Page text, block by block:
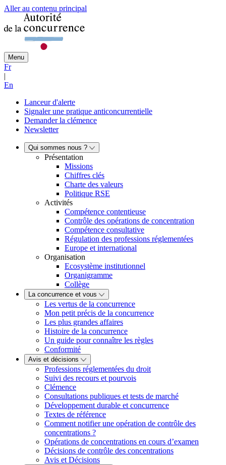
Aller au contenu principal
Menu
Fr
|
En
Lanceur d'alerte
Signaler une pratique anticoncurrentielle
Demander la clémence
Newsletter
Qui sommes nous ?
Présentation
Missions
Chiffres clés
Charte des valeurs
Politique RSE
Activités
Compétence contentieuse
Contrôle des opérations de concentration
Compétence consultative
Régulation des professions réglementées
Europe et international
Organisation
Ecosystème institutionnel
Organigramme
Collège
La concurrence et vous
Les vertus de la concurrence
Mon petit précis de la concurrence
Les plus grandes affaires
Histoire de la concurrence
Un guide pour connaître les règles
Conformité
Avis et décisions
Professions réglementées du droit
Suivi des recours et pourvois
Clémence
Consultations publiques et tests de marché
Développement durable et concurrence
Textes de référence
Comment notifier une opération de contrôle des
concentrations ?
Opérations de concentrations en cours d’examen
Décisions de contrôle des concentrations
Avis et Décisions